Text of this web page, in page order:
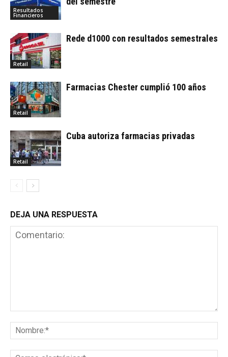
Resultados
Financieros
Retail
Rede d1000 con resultados semestrales
Retail
Farmacias Chester cumplió 100 años
Retail
Cuba autoriza farmacias privadas
DEJA UNA RESPUESTA